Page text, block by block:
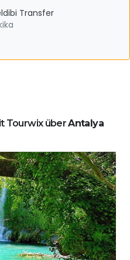
Transfer
Tourwix überAntalya